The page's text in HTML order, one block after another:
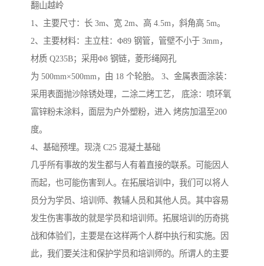
翻山越岭
1、主要尺寸：长 3m、宽 2m、高 4.5m，斜角高 5m。
2、主要材料：主立柱：Φ89 钢管，管壁不小于 3mm，
材质 Q235B；采用Φ8 钢链，菱形绳网孔
为 500mm×500mm，由 18 个轮胎。 3、金属表面涂装：
采用表面抛沙除锈处理，二涂二烤工艺， 底涂：喷环氧
富锌粉未涂料，面层为户外塑粉，进入 烤房加温至200
度。
4、基础预埋。现浇 C25 混凝土基础
几乎所有事故的发生都与人有着直接的联系。可能因人
而起，也可能伤害到人。在拓展培训中，我们可以将人
员分为学员、培训师、教辅人员和其他人员。其中容易
发生伤害事故的就是学员和培训师。拓展培训的历奇挑
战和体验们，主要是在这样两个人群中执行和实施。因
此，我们要关注和保护学员和培训师的。所谓人的主要